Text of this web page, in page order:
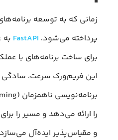
زمانی که به توسعه
پرداخته می‌شود، FastAPI به
برای ساخت برنامه‌های با
این فریم‌ورک سرعت، سادگی
را ارائه می‌دهد و مسیر را
و مقیاس‌پذیر ایده‌آل